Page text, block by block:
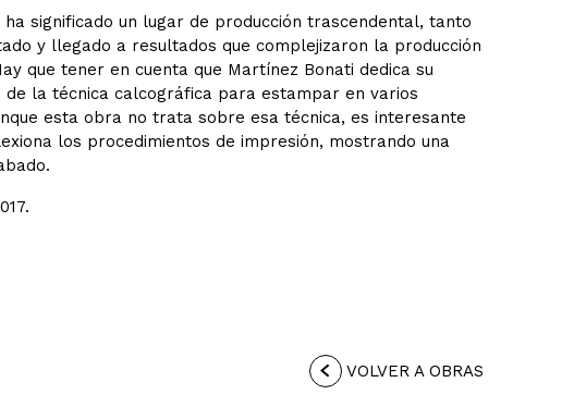
significado un lugar de producción trascendental, tanto
y llegado a resultados que complejizaron la producción
que tener en cuenta que Martínez Bonati dedica su
la técnica calcográfica para estampar en varios
esta obra no trata sobre esa técnica, es interesante
los procedimientos de impresión, mostrando una
VOLVER A OBRAS